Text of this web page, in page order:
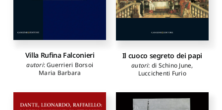
Villa Rufina Falconieri
autori:Guerrieri Borsoi
Maria Barbara
Il cuoco segreto dei papi
autori: di Schino June,
Luccichenti Furio